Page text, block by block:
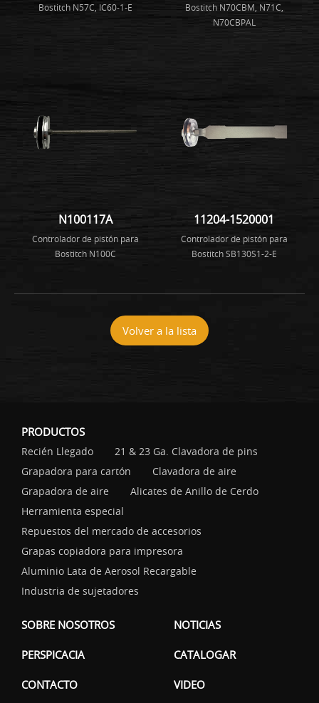
Bostitch N57C, IC60-1-E
Bostitch N70CBM, N71C,
N70CBPAL
N100117A
Controlador de pistón para
Bostitch N100C
11204-1520001
Controlador de pistón para
Bostitch SB130S1-2-E
Volver a la lista
PRODUCTOS
Recién Llegado
21 & 23 Ga. Clavadora de pins
Grapadora para cartón
Clavadora de aire
Grapadora de aire
Alicates de Anillo de Cerdo
Herramienta especial
Repuestos del mercado de accesorios
Grapas copiadora para impresora
Aluminio Lata de Aerosol Recargable
Industria de sujetadores
SOBRE NOSOTROS NOTICIAS
PERSPICACIA CATALOGAR
CONTACTO VIDEO